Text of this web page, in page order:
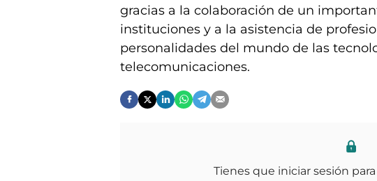
gracias a la colaboración de un
instituciones y a la asistencia de
personalidades del mundo de las
telecomunicaciones.
Tienes que iniciar sesión